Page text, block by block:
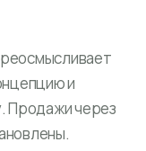
и
Продажи через